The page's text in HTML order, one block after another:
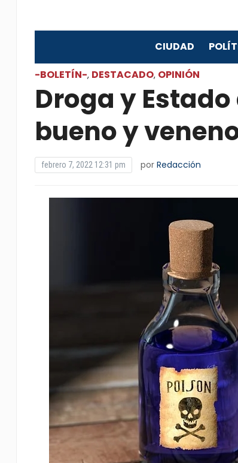
CIUDAD
-BOLETÍN-, DESTACADO, OPINIÓN
Droga y
bueno y
febrero 7, 2022 12:31 pm por Redacción